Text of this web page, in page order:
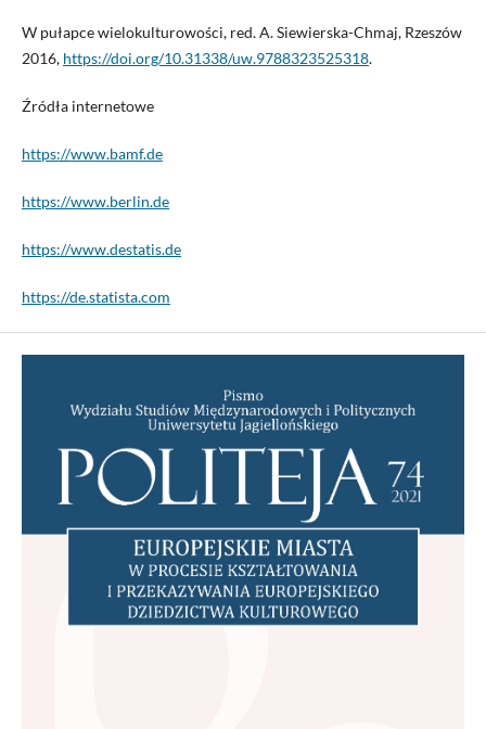
W pułapce wielokulturowości, red. A. Siewierska-Chmaj, Rzeszów
2016, https://doi.org/10.31338/uw.9788323525318.
Źródła internetowe
https://www.bamf.de
https://www.berlin.de
https://www.destatis.de
https://de.statista.com